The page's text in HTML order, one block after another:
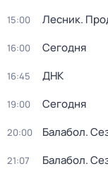
15:00 Лесник.
16:00 Сегодня
16:45 ДНК
19:00 Сегодня
20:00 Балабол.
21:07 Балабол.